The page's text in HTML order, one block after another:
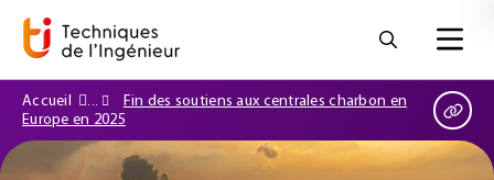
Accueil
Fin des soutiens aux centrales charbon en
Europe en 2025